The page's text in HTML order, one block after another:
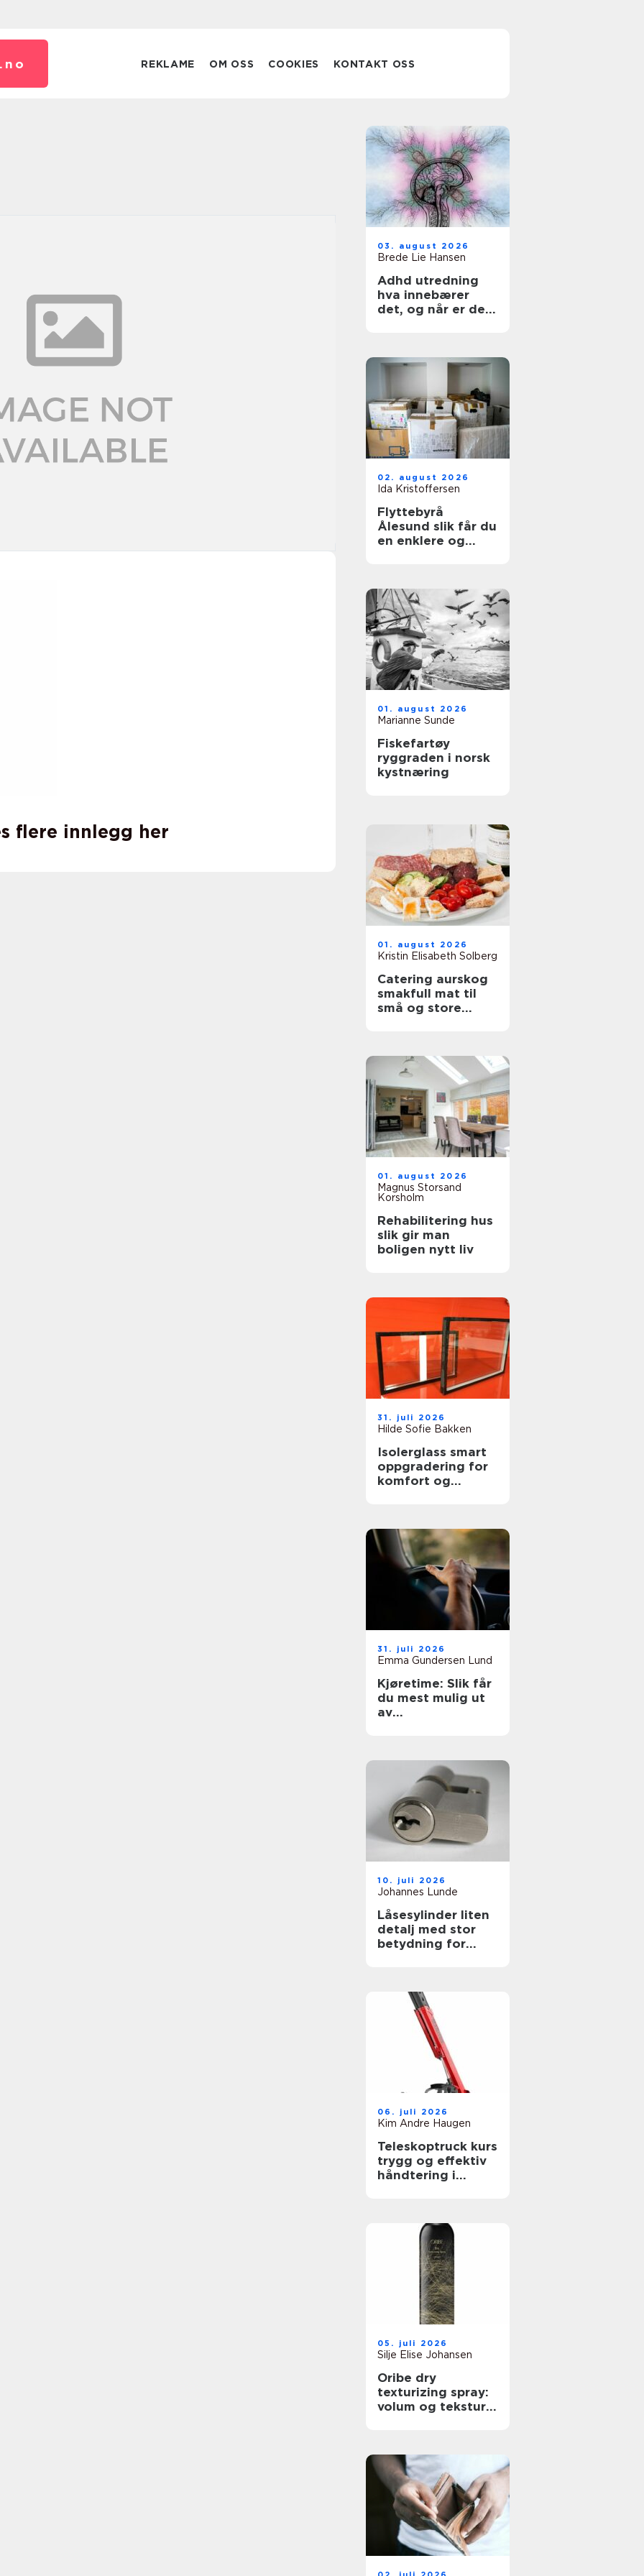
no REKLAME OM OSS COOKIES KONTAKT OSS
flere innlegg her
03. august 2026
Brede Lie Hansen
Adhd utredning
hva innebærer
det, og når er det
02. august 2026
Ida Kristoffersen
Flyttebyrå
Ålesund slik får du
en enklere og
01. august 2026
Marianne Sunde
Fiskefartøy
ryggraden i norsk
kystnæring
01. august 2026
Kristin Elisabeth Solberg
Catering aurskog
smakfull mat til
små og store
01. august 2026
Magnus Storsand
Korsholm
Rehabilitering hus
slik gir man
boligen nytt liv
31. juli 2026
Hilde Sofie Bakken
Isolerglass smart
oppgradering for
komfort og
31. juli 2026
Emma Gundersen Lund
Kjøretime: Slik får
du mest mulig ut
av
10. juli 2026
Johannes Lunde
Låsesylinder liten
detalj med stor
betydning for
06. juli 2026
Kim Andre Haugen
Teleskoptruck kurs
trygg og effektiv
håndtering i
05. juli 2026
Silje Elise Johansen
Oribe dry
texturizing spray:
volum og tekstur